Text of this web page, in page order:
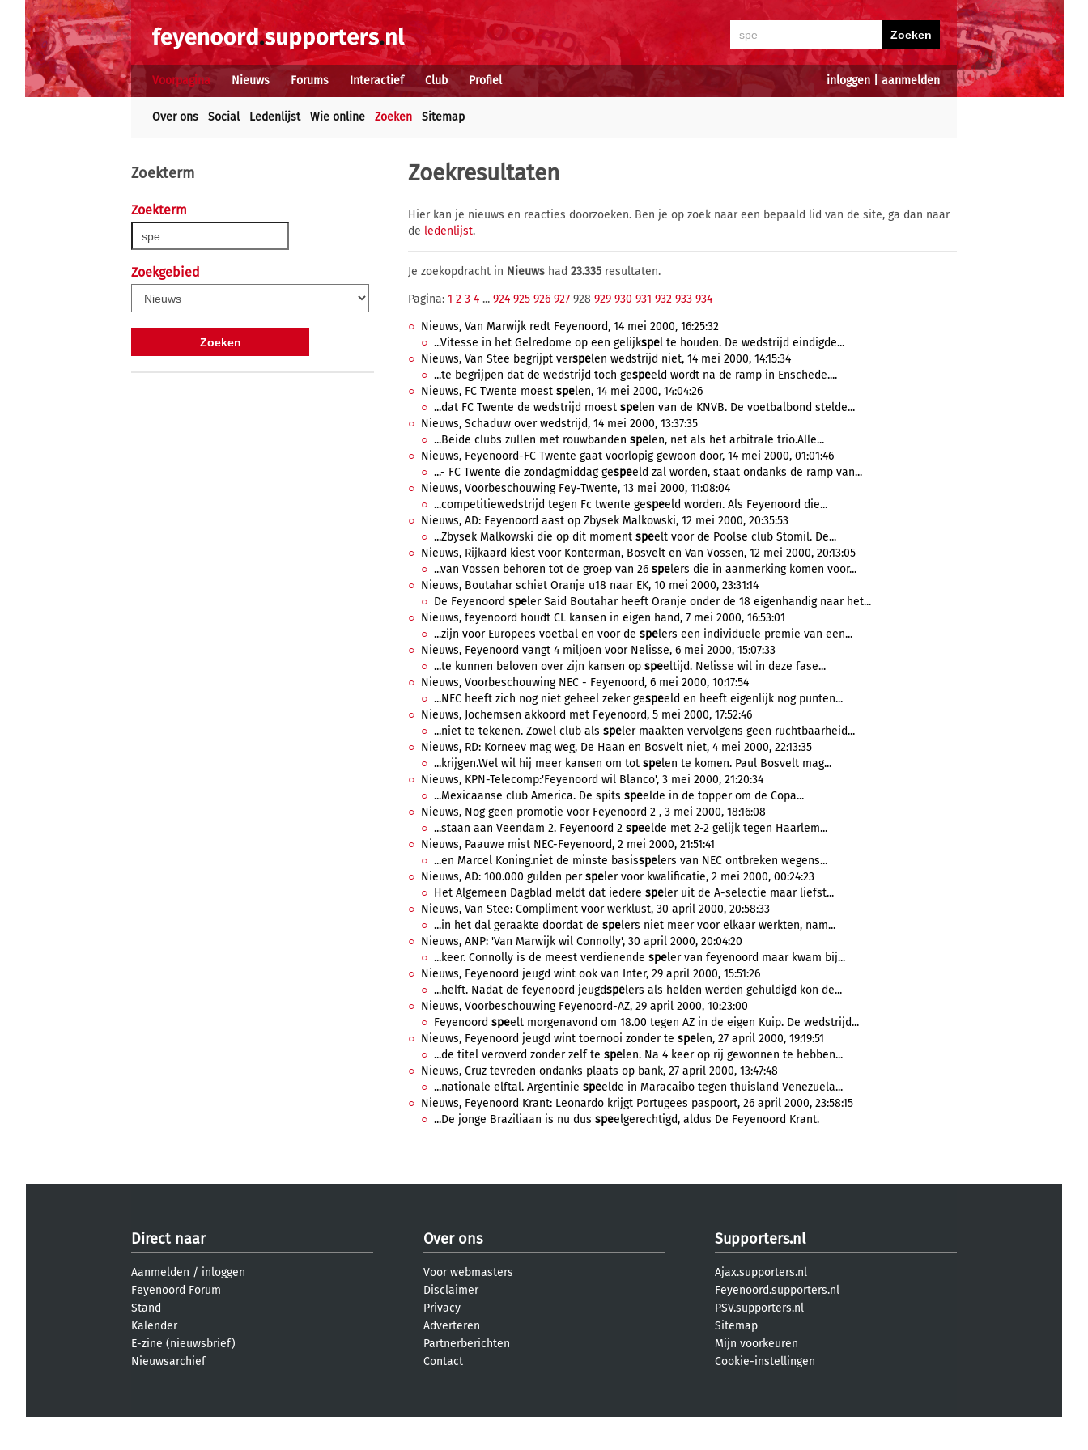
inloggen aanmelden
Voorpagina Nieuws Forums Interactief Club Profiel
Over ons Social Ledenlijst Wie online Zoeken Sitemap
Zoekterm
Zoekterm
Zoekgebied
Zoekresultaten
Hier kan je nieuws en reacties doorzoeken. Ben je op zoek naar een bepaald lid van de site, ga dan naar
de ledenlijst.
Je zoekopdracht in Nieuws had 23.335 resultaten.
Pagina: 1 2 3 4 ... 924 925 926 927 928 929 930 931 932 933 934
Nieuws, Van Marwijk redt Feyenoord, 14 mei 2000, 16:25:32
...Vitesse in het Gelredome op een gelijkspel te houden. De wedstrijd eindigde...
Nieuws, Van Stee begrijpt verspelen wedstrijd niet, 14 mei 2000, 14:15:34
...te begrijpen dat de wedstrijd toch gespeeld wordt na de ramp in Enschede....
Nieuws, FC Twente moest spelen, 14 mei 2000, 14:04:26
...dat FC Twente de wedstrijd moest spelen van de KNVB. De voetbalbond stelde...
Nieuws, Schaduw over wedstrijd, 14 mei 2000, 13:37:35
...Beide clubs zullen met rouwbanden spelen, net als het arbitrale trio.Alle...
Nieuws, Feyenoord-FC Twente gaat voorlopig gewoon door, 14 mei 2000, 01:01:46
...- FC Twente die zondagmiddag gespeeld zal worden, staat ondanks de ramp van...
Nieuws, Voorbeschouwing Fey-Twente, 13 mei 2000, 11:08:04
...competitiewedstrijd tegen Fc twente gespeeld worden. Als Feyenoord die...
Nieuws, AD: Feyenoord aast op Zbysek Malkowski, 12 mei 2000, 20:35:53
...Zbysek Malkowski die op dit moment speelt voor de Poolse club Stomil. De...
Nieuws, Rijkaard kiest voor Konterman, Bosvelt en Van Vossen, 12 mei 2000, 20:13:05
...van Vossen behoren tot de groep van 26 spelers die in aanmerking komen voor...
Nieuws, Boutahar schiet Oranje u18 naar EK, 10 mei 2000, 23:31:14
De Feyenoord speler Said Boutahar heeft Oranje onder de 18 eigenhandig naar het...
Nieuws, feyenoord houdt CL kansen in eigen hand, 7 mei 2000, 16:53:01
...zijn voor Europees voetbal en voor de spelers een individuele premie van een...
Nieuws, Feyenoord vangt 4 miljoen voor Nelisse, 6 mei 2000, 15:07:33
...te kunnen beloven over zijn kansen op speeltijd. Nelisse wil in deze fase...
Nieuws, Voorbeschouwing NEC - Feyenoord, 6 mei 2000, 10:17:54
...NEC heeft zich nog niet geheel zeker gespeeld en heeft eigenlijk nog punten...
Nieuws, Jochemsen akkoord met Feyenoord, 5 mei 2000, 17:52:46
...niet te tekenen. Zowel club als speler maakten vervolgens geen ruchtbaarheid...
Nieuws, RD: Korneev mag weg, De Haan en Bosvelt niet, 4 mei 2000, 22:13:35
...krijgen.Wel wil hij meer kansen om tot spelen te komen. Paul Bosvelt mag...
Nieuws, KPN-Telecomp:'Feyenoord wil Blanco', 3 mei 2000, 21:20:34
...Mexicaanse club America. De spits speelde in de topper om de Copa...
Nieuws, Nog geen promotie voor Feyenoord 2 , 3 mei 2000, 18:16:08
...staan aan Veendam 2. Feyenoord 2 speelde met 2-2 gelijk tegen Haarlem...
Nieuws, Paauwe mist NEC-Feyenoord, 2 mei 2000, 21:51:41
...en Marcel Koning.niet de minste basisspelers van NEC ontbreken wegens...
Nieuws, AD: 100.000 gulden perspeler voor kwalificatie, 2 mei 2000, 00:24:23
Het Algemeen Dagblad meldt dat iedere speler uit de A-selectie maar liefst...
Nieuws, Van Stee: Compliment voor werklust, 30 april 2000, 20:58:33
...in het dal geraakte doordat de spelers niet meer voor elkaar werkten, nam...
Nieuws, ANP: 'Van Marwijk wil Connolly', 30 april 2000, 20:04:20
...keer. Connolly is de meest verdienende speler van feyenoord maar kwam bij...
Nieuws, Feyenoord jeugd wint ook van Inter, 29 april 2000, 15:51:26
...helft. Nadat de feyenoord jeugdspelers als helden werden gehuldigd kon de...
Nieuws, Voorbeschouwing Feyenoord-AZ, 29 april 2000, 10:23:00
Feyenoord speelt morgenavond om 18.00 tegen AZ in de eigen Kuip. De wedstrijd...
Nieuws, Feyenoord jeugd wint toernooi zonder te spelen, 27 april 2000, 19:19:51
...de titel veroverd zonder zelf te spelen. Na 4 keer op rij gewonnen te hebben...
Nieuws, Cruz tevreden ondanks plaats op bank, 27 april 2000, 13:47:48
...nationale elftal. Argentinie speelde in Maracaibo tegen thuisland Venezuela...
Nieuws, Feyenoord Krant: Leonardo krijgt Portugees paspoort, 26 april 2000, 23:58:15
...De jonge Braziliaan is nu dus speelgerechtigd, aldus De Feyenoord Krant.
Direct naar
Aanmelden / inloggen
Feyenoord Forum
Stand
Kalender
E-zine (nieuwsbrief)
Nieuwsarchief
Over ons
Voor webmasters
Disclaimer
Privacy
Adverteren
Partnerberichten
Contact
Supporters.nl
Ajax.supporters.nl
Feyenoord.supporters.nl
PSV.supporters.nl
Sitemap
Mijn voorkeuren
Cookie-instellingen